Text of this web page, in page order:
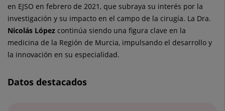
en EJSO en febrero de 2021, que subraya su interés por la
investigación y su impacto en el campo de la cirugía. La Dra.
Nicolás López continúa siendo una figura clave en la
medicina de la Región de Murcia, impulsando el desarrollo y
la innovación en su especialidad.
Datos destacados